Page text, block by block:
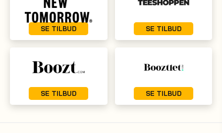
SE TILBUD SE TILBUD
SE TILBUD SE TILBUD